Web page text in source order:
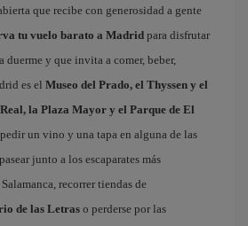
que recibe con generosidad a gente
tu vuelo barato a Madrid para disfrutar
duerme y que invita a comer, beber,
es el Museo del Prado, el Thyssen y el
la Plaza Mayor y el Parque de El
un vino y una tapa en alguna de las
junto a los escaparates más
recorrer tiendas de
de las Letras o perderse por las